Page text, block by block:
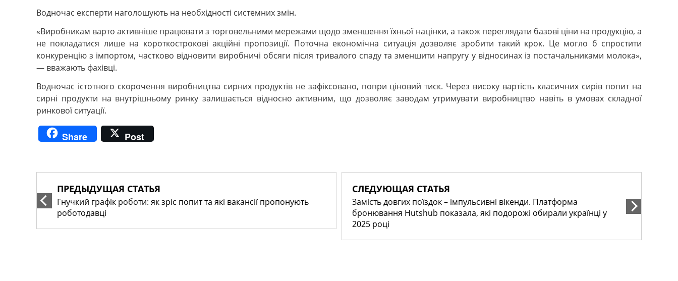
Водночас експерти наголошують на необхідності системних змін.
«Виробникам варто активніше працювати з торговельними мережами щодо зменшення їхньої націнки, а також переглядати базові ціни на продукцію, а
не покладатися лише на короткострокові акційні пропозиції. Поточна економічна ситуація дозволяє зробити такий крок. Це могло б спростити
конкуренцію з імпортом, частково відновити виробничі обсяги після тривалого спаду та зменшити напругу у відносинах із постачальниками молока»,
— вважають фахівці.
Водночас істотного скорочення виробництва сирних продуктів не зафіксовано, попри ціновий тиск. Через високу вартість класичних сирів попит на
сирні продукти на внутрішньому ринку залишається відносно активним, що дозволяє заводам утримувати виробництво навіть в умовах складної
ринкової ситуації.
Share Post
ПРЕДЫДУЩАЯ СТАТЬЯ
Гнучкий графік роботи: як зріс попит та які вакансії пропонують
роботодавці
СЛЕДУЮЩАЯ СТАТЬЯ
Замість довгих поїздок – імпульсивні вікенди. Платформа
бронювання Hutshub показала, які подорожі обирали українці у
2025 році